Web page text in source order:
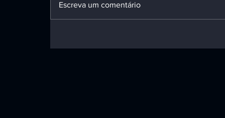
laqueadura sem
Escreva um comentário